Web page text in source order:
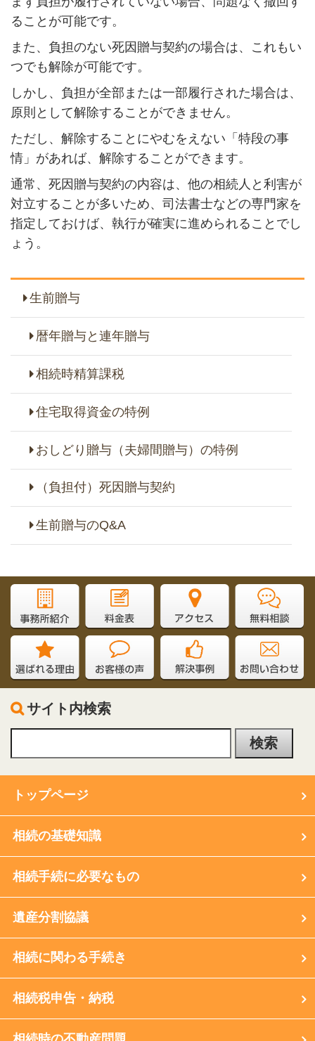
ることが可能です。
また、負担のない死因贈与契約の場合は、これもい
つでも解除が可能です。
しかし、負担が全部または一部履行された場合は、
原則として解除することができません。
ただし、解除することにやむをえない「特段の事
情」があれば、解除することができます。
通常、死因贈与契約の内容は、他の相続人と利害が
対立することが多いため、司法書士などの専門家を
指定しておけば、執行が確実に進められることでし
ょう。
生前贈与
暦年贈与と連年贈与
相続時精算課税
住宅取得資金の特例
おしどり贈与（夫婦間贈与）の特例
（負担付）死因贈与契約
生前贈与のQ&A
サイト内検索
トップページ
相続の基礎知識
相続手続に必要なもの
遺産分割協議
相続に関わる手続き
相続税申告・納税